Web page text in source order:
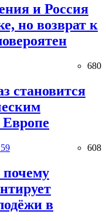
и Россия
но возврат к
680
становится
608
в